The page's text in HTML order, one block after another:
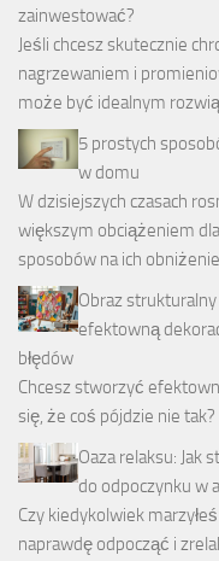
zainwestować?
Jeśli chcesz skutecznie
nagrzewaniem i
może być idealnym
5 prostych
w domu
W dzisiejszych czasach
większym obciążeniem
sposobów na ich
Obraz
efektowną
błędów
Chcesz stworzyć
się, że coś pójdzie nie
Oaza relaksu: Jak
do odpoczynku w
Czy kiedykolwiek
naprawdę odpocząć i